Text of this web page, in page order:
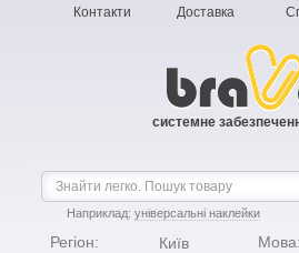
Контакти Доставка
системне
Наприклад: універсальні наклейки
Регіон: Київ Мова: